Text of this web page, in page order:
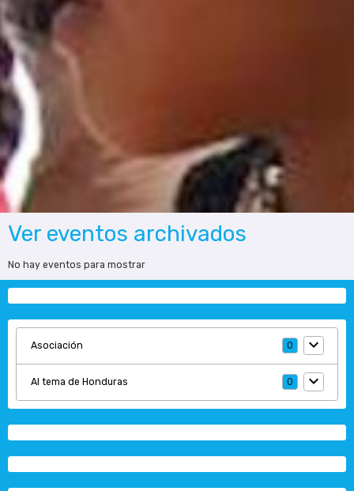
Ver eventos archivados
No hay eventos para mostrar
Asociación 0
Al tema de Honduras 0